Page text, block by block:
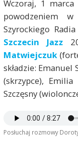
Wczoraj, 1
powodzeniem
Szyrockiego
Szczecin Jazz
Matwiejczuk
składzie: Emanuel
(skrzypce),
Szczęsny
Posłuchaj rozmowy